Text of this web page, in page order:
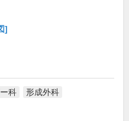
]
科 形成外科